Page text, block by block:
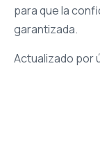
para que la
garantizada.
Actualizado por